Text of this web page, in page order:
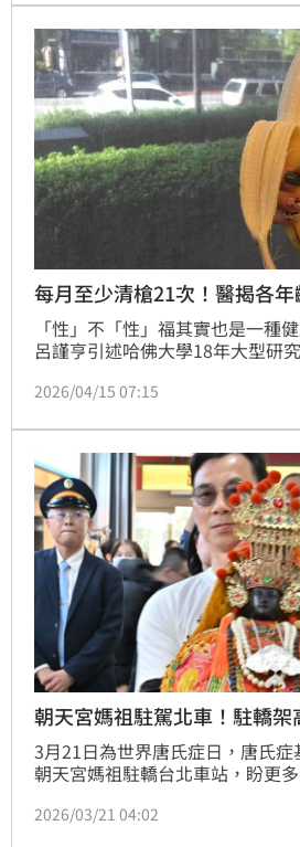
已發生第3次，乘客在列車上無障
每月至少清槍21次！醫揭各
「性」不「性」福其實也是一種
呂謹亨引述哈佛大學18年大型研
攝護腺癌的風險可大幅降低。另考
60以上每月可維持6至10次。
2026/04/15 07:15
朝天宮媽祖駐駕北車！駐轎架
3月21日為世界唐氏症日，唐氏
朝天宮媽祖駐轎台北車站，盼更
事長蔡咏鍀、唐氏症基金會董事長
2026/03/21 04:02